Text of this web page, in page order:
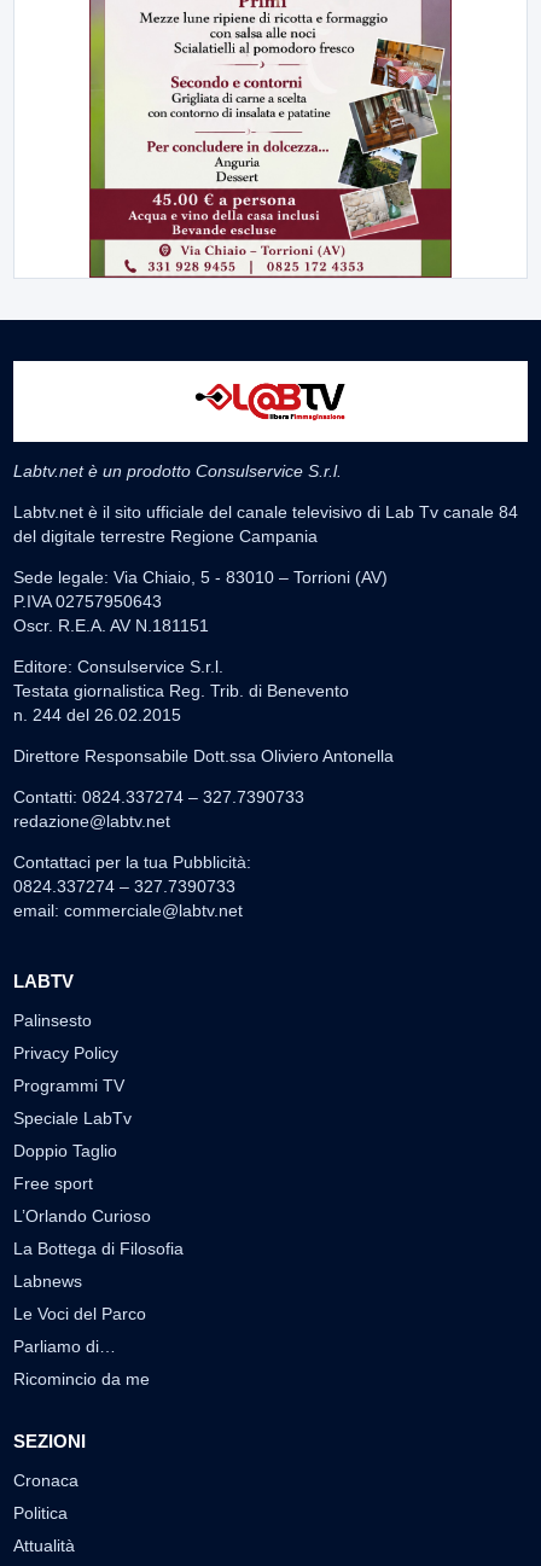
Labtv.net è un prodotto Consulservice S.r.l.
Labtv.net è il sito ufficiale del canale televisivo di Lab Tv canale 84
del digitale terrestre Regione Campania
Sede legale: Via Chiaio, 5 - 83010 – Torrioni (AV)
P.IVA 02757950643
Oscr. R.E.A. AV N.181151
Editore: Consulservice S.r.l.
Testata giornalistica Reg. Trib. di Benevento
n. 244 del 26.02.2015
Direttore Responsabile Dott.ssa Oliviero Antonella
Contatti: 0824.337274 – 327.7390733
redazione@labtv.net
Contattaci per la tua Pubblicità:
0824.337274 – 327.7390733
email: commerciale@labtv.net
LABTV
Palinsesto
Privacy Policy
Programmi TV
Speciale LabTv
Doppio Taglio
Free sport
L’Orlando Curioso
La Bottega di Filosofia
Labnews
Le Voci del Parco
Parliamo di…
Ricomincio da me
SEZIONI
Cronaca
Politica
Attualità